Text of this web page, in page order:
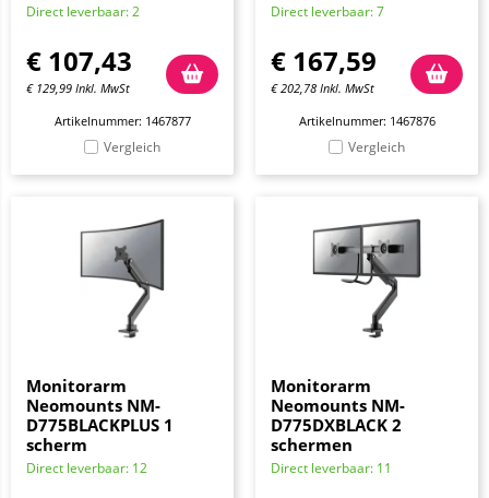
Direct leverbaar: 2
€ 107,43
€ 129,99 Inkl. MwSt
Artikelnummer: 1467877
Vergleich
Direct leverbaar: 7
€ 167,59
€202,78 Inkl. MwSt
Artikelnummer: 1467876
Vergleich
Monitorarm
Neomounts NM-
D775BLACKPLUS 1
scherm
Direct leverbaar: 12
Monitorarm
Neomounts NM-
D775DXBLACK 2
schermen
Direct leverbaar: 11